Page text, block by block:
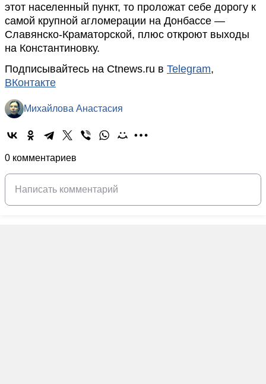
этот населенный пункт, то проложат себе дорогу к
самой крупной агломерации на Донбассе —
Славянско-Краматорской, плюс откроют выходы
на Константиновку.
Подписывайтесь на Ctnews.ru в Telegram,
ВКонтакте
Михайлова Анастасия
0 комментариев